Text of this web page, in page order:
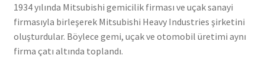
1934 yılında Mitsubishi gemicilik firması ve uçak sanayi
firmasıyla birleşerek Mitsubishi Heavy Industries şirketini
oluşturdular. Böylece gemi, uçak ve otomobil üretimi aynı
firma çatı altında toplandı.